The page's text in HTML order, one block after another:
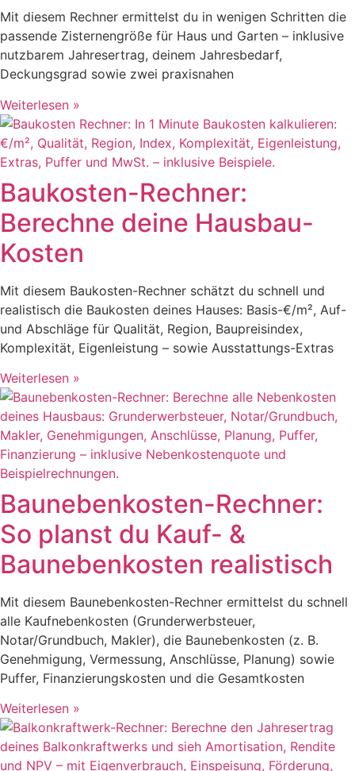
Mit diesem Rechner ermittelst du in wenigen Schritten die
passende Zisternengröße für Haus und Garten – inklusive
nutzbarem Jahresertrag, deinem Jahresbedarf,
Deckungsgrad sowie zwei praxisnahen
Weiterlesen »
Baukosten-Rechner:
Berechne deine Hausbau-
Kosten
Mit diesem Baukosten-Rechner schätzt du schnell und
realistisch die Baukosten deines Hauses: Basis-€/m², Auf-
und Abschläge für Qualität, Region, Baupreisindex,
Komplexität, Eigenleistung – sowie Ausstattungs-Extras
Weiterlesen »
Baunebenkosten-Rechner:
So planst du Kauf- &
Baunebenkosten realistisch
Mit diesem Baunebenkosten-Rechner ermittelst du schnell
alle Kaufnebenkosten (Grunderwerbsteuer,
Notar/Grundbuch, Makler), die Baunebenkosten (z. B.
Genehmigung, Vermessung, Anschlüsse, Planung) sowie
Puffer, Finanzierungskosten und die Gesamtkosten
Weiterlesen »